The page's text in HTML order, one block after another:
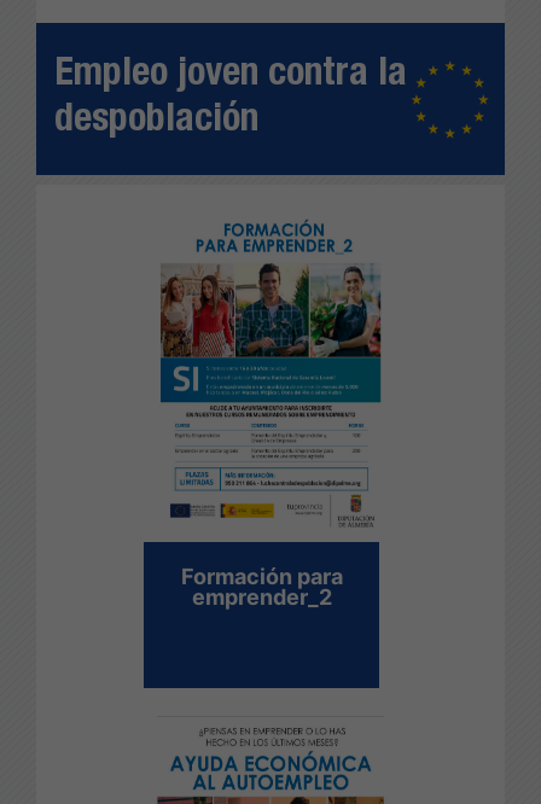
Empleo joven contra la
despoblación
Formación para
emprender_2